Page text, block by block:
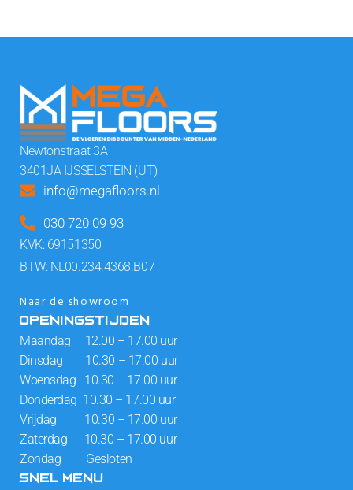
Newtonstraat 3A
3401JA IJSSELSTEIN (UT)
info@megafloors.nl
030 720 09 93
KVK: 69151350
BTW: NL00.234.4368.B07
Naar de showroom
OPENINGSTIJDEN
Maandag 12.00 – 17.00 uur
Dinsdag 10.30 – 17.00 uur
Woensdag 10.30 – 17.00 uur
Donderdag 10.30 – 17.00 uur
Vrijdag 10.30 – 17.00 uur
Zaterdag 10.30 – 17.00 uur
Zondag Gesloten
SNEL MENU